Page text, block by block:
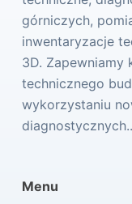
górniczych,
inwentaryzacje
3D. Zapewniamy
technicznego
wykorzystaniu
diagnostycznych..
Menu